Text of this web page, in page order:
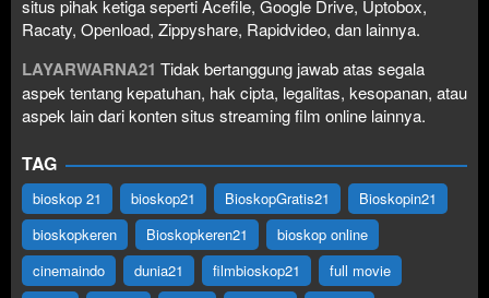
situs pihak ketiga seperti Acefile, Google Drive, Uptobox,
Racaty, Openload, Zippyshare, Rapidvideo, dan lainnya.
LAYARWARNA21 Tidak bertanggung jawab atas segala
aspek tentang kepatuhan, hak cipta, legalitas, kesopanan, atau
aspek lain dari konten situs streaming film online lainnya.
TAG
bioskop 21 bioskop21 BioskopGratis21
Bioskopin21
bioskopkeren
Bioskopkeren21
bioskop online
cinemaindo
dunia21 filmbioskop21
full movie